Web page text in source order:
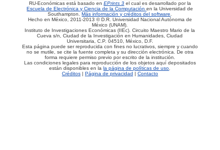
RU-Económicas está basado en EPrints 3 el cual es desarrollado por la
Escuela de Electrónica y Ciencia de la Computaciónen la Universidad de
Southampton.Más información y créditos del software.
Hecho en México, 2011-2013 © D.R. Universidad Nacional Autónoma de
México (UNAM).
Instituto de Investigaciones Económicas (IIEc). Circuito Maestro Mario de la
Cueva s/n, Ciudad de la Investigación en Humanidades, Ciudad
Universitaria, C.P. 04510, México, D.F.
Esta página puede ser reproducida con fines no lucrativos, siempre y cuando
no se mutile, se cite la fuente completa y su dirección electrónica. De otra
forma requiere permiso previo por escrito de la institución.
Las condiciones legales para reproducción de los objetos aquí depositados
están disponibles en lala página de políticas de uso.
Créditos| Página de privacidad | Contacto